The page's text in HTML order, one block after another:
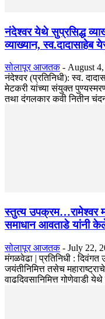
नंदेश्वर येथे सुप्रसिद्ध
व्याख्यान, स्व.दादासाहेब
सोलापूर आजतक - August
नंदेश्वर (प्रतिनिधी): स्व.
मेटकरी यांच्या संयुक्त
तथा दंगलकार कवी नितीन
स्तुत्य उपक्रम…रामेश्वर
समाधान आवताडे यांनी केले
सोलापूर आजतक - July 22,
मंगळवेढा | प्रतिनिधी : दिवंगत
जयंतीनिमित्त तसेच
वाढदिवसानिमित्त गोणेवाडी